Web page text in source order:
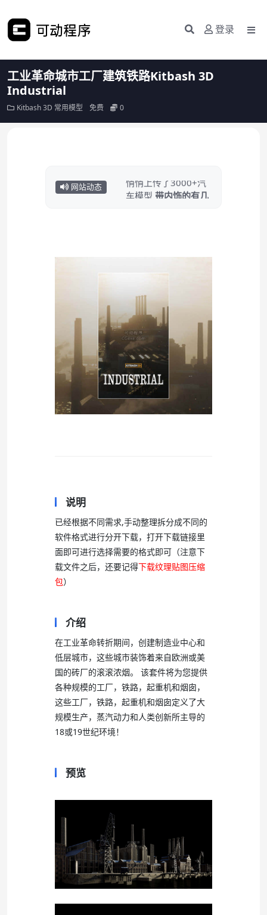
登录
工业革命城市工厂建筑铁路Kitbash 3D
Industrial
Kitbash 3D 常用模型 免费 0
网站动态
车模型带内饰的有几
百个……
点击白嫖
说明
已经根据不同需求,手动整理拆分成不同的
软件格式进行分开下载，打开下载链接里
面即可进行选择需要的格式即可（注意下
载文件之后，还要记得下载纹理贴图压缩
包）
介绍
在工业革命转折期间，创建制造业中心和
低层城市，这些城市装饰着来自欧洲或美
国的砖厂的滚滚浓烟。 该套件将为您提供
各种规模的工厂，铁路，起重机和烟囱，
这些工厂，铁路，起重机和烟囱定义了大
规模生产，蒸汽动力和人类创新所主导的
18或19世纪环境！
预览